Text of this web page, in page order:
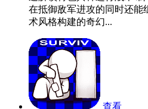
在抵御敌军进攻的同时还能
术风格构建的奇幻...
查看